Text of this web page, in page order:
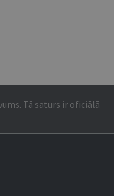
Tā saturs ir oficiālā